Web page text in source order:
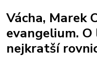
Vácha, Marek
evangelium. O
nejkratší